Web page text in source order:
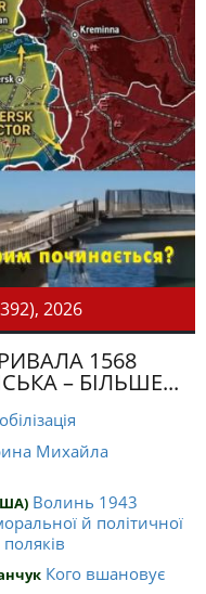
2026
1568
– БІЛЬШЕ...
Михайла
Волинь 1943
й політичної
Кого вшановує